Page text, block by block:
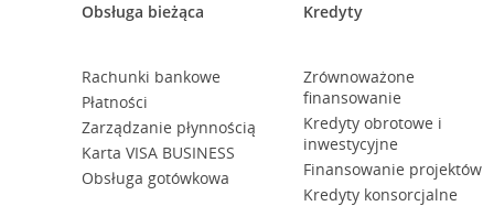
Obsługa bieżąca
Rachunki bankowe
Płatności
Zarządzanie płynnością
Karta VISA BUSINESS
Obsługa gotówkowa
Kredyty
Zrównoważone
finansowanie
Kredyty obrotowe i
inwestycyjne
Finansowanie projektów
Kredyty konsorcjalne